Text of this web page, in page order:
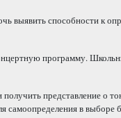
выявить способности к
программу.
представление о
самоопределения в выборе